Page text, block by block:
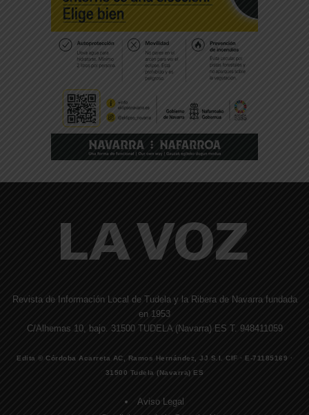
Revista de Información Local de Tudela y la Ribera de Navarra fundada
en 1953
C/Alhemas 10, bajo. 31500 TUDELA (Navarra) ES T. 948411059
Edita © Córdoba Acarreta AC, Ramos Hernández, JJ S.I. CIF · E-71185169 ·
31500 Tudela (Navarra) ES
Aviso Legal